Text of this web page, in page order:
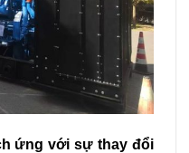
ứng với sự thay đổi